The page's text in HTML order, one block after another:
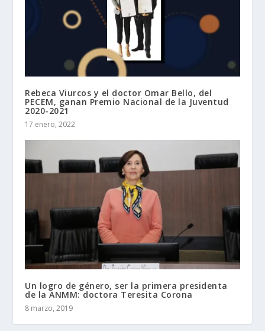
Rebeca Viurcos y el doctor Omar Bello, del
PECEM, ganan Premio Nacional de la Juventud
2020-2021
17 enero, 2022
Un logro de género, ser la primera presidenta
de la ANMM: doctora Teresita Corona
8 marzo, 2019